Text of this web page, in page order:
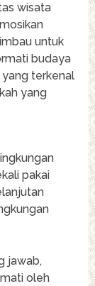
wisata
untuk
budaya
terkenal
yang
pakai
jawab,
oleh